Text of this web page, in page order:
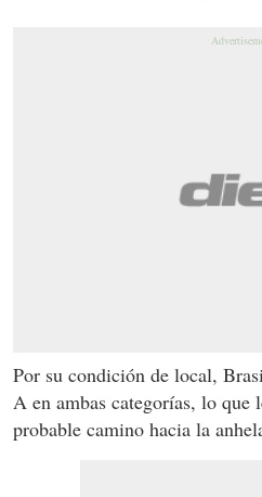
Por su condición de local,
A en ambas categorías, lo que
probable camino hacia la